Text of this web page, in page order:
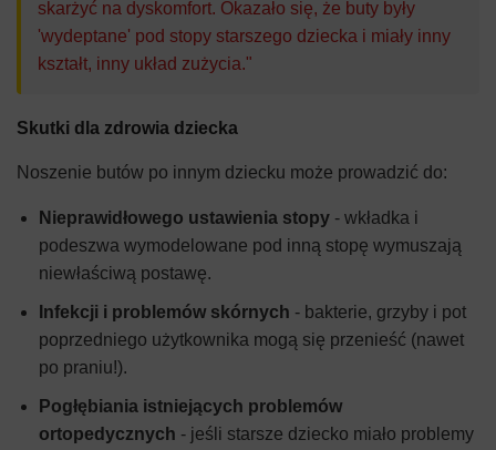
skarżyć na dyskomfort. Okazało się, że buty były
'wydeptane' pod stopy starszego dziecka i miały inny
kształt, inny układ zużycia."
Skutki dla zdrowia dziecka
Noszenie butów po innym dziecku może prowadzić do:
Nieprawidłowego ustawienia stopy - wkładka i
podeszwa wymodelowane pod inną stopę wymuszają
niewłaściwą postawę.
Infekcji i problemów skórnych - bakterie, grzyby i pot
poprzedniego użytkownika mogą się przenieść (nawet
po praniu!).
Pogłębiania istniejących problemów
ortopedycznych - jeśli starsze dziecko miało problemy